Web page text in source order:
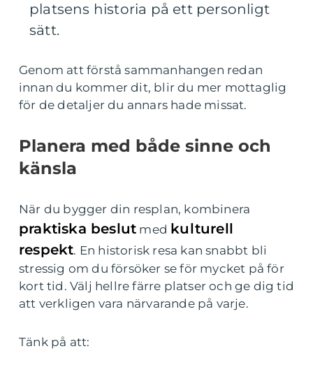
platsens historia på ett personligt
sätt.
Genom att förstå sammanhangen redan
innan du kommer dit, blir du mer mottaglig
för de detaljer du annars hade missat.
Planera med både sinne och
känsla
När du bygger din resplan, kombinera
praktiska beslut med kulturell
respekt. En historisk resa kan snabbt bli
stressig om du försöker se för mycket på för
kort tid. Välj hellre färre platser och ge dig tid
att verkligen vara närvarande på varje.
Tänk på att: